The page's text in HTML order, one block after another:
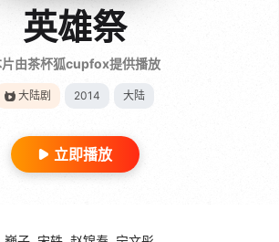
英雄祭
由茶杯狐cupfox提供播放
大陆剧 2014 大陆
立即播放